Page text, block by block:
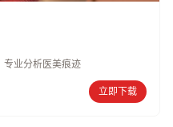
专业分析医美痕迹
立即下载